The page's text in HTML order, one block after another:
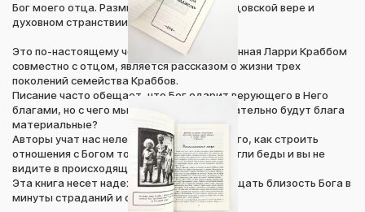
Бог моего отца. Размышления сына об отцовской вере и
духовном странствии
Это по-настоящему честная книга, написанная Ларри Краббом
совместно с отцом, является рассказом о жизни трех
поколений семейства Краббов.
Писание часто обещает, что Бог одарит верующего в Него
благами, но с чего мы взяли, что это обязательно будут блага
материальные?
Авторы учат нас нелегкому пониманию того, как строить
отношения с Богом тогда, когда вас постигли беды и вы не
видите в происходящем никакого смысла.
Эта книга несет надежду и помогает ощущать близость Бога в
минуты страданий и страха.